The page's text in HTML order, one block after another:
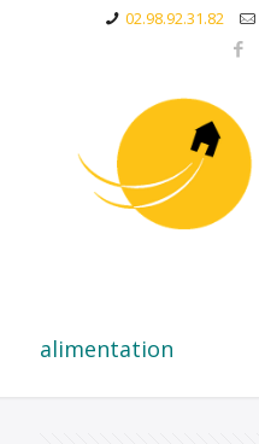
02.98.92.31.82
alimentation